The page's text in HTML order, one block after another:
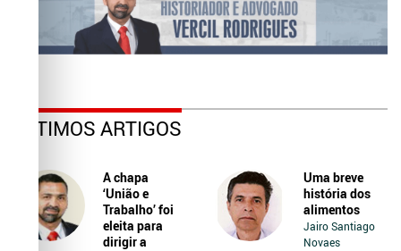
ÚLTIMOS ARTIGOS
A chapa
‘União e
Trabalho’ foi
eleita para
dirigir a
Uma breve
história dos
alimentos
Jairo Santiago
Novaes